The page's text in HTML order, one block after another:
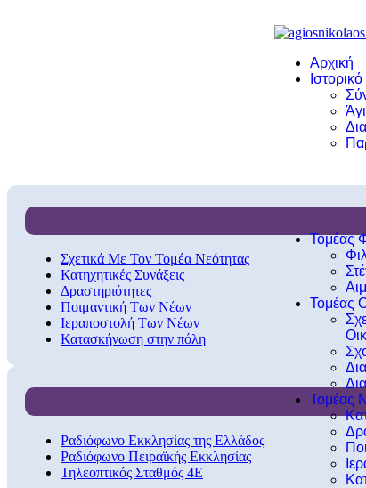
Αρχική
Ιστορικό
Τομέας
Τομέας
Τομέας
Σχετικά Με Τον Τομέα Νεότητας
Κατηχητικές Συνάξεις
Δραστηριότητες
Ποιμαντική Των Νέων
Ιεραποστολή Των Νέων
Κατασκήνωση στην πόλη
Ραδιόφωνο Εκκλησίας της Ελλάδος
Ραδιόφωνο Πειραϊκής Εκκλησίας
Τηλεοπτικός Σταθμός 4Ε